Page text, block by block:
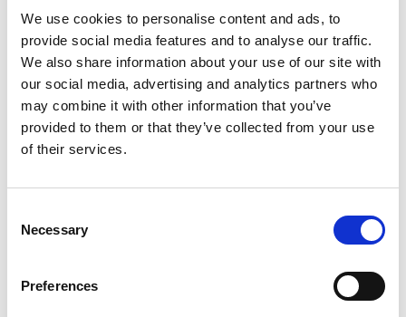
We use cookies to personalise content and ads, to
provide social media features and to analyse our traffic.
We also share information about your use of our site with
our social media, advertising and analytics partners who
may combine it with other information that you’ve
provided to them or that they’ve collected from your use
of their services.
Selection
Necessary
Preferences
dell’Altopiano e dalle salse piccanti ai dolci, l’area
espositiva è stata però sia uno spazio di Conoscenza, sia
un ponte tra culture. Da una parte, per via delle diverse
provenienze dei partecipanti e dei visitatori; dall’altra,
per via delle influenze regionali, dal nord dell’India al
Nepal. Che – per esempio – fanno sì che, oggi, lacucina
più amata nel Tibet
cultura culinaria è molto simile a quella tibetana, sia
felice di avere un’occasione per conoscersi meglio